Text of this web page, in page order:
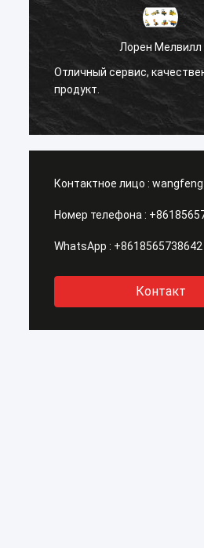
Контактное лицо : wangfeng
Номер телефона :
WhatsApp : +8618565738642
Контакт